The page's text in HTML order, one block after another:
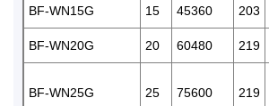
BF-WN15G 15 45360 203
BF-WN20G 20 60480 219
BF-WN25G 25 75600 219